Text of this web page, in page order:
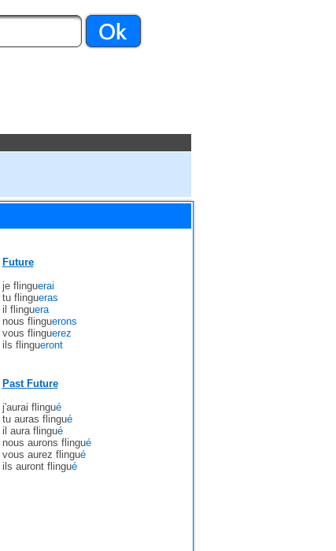
Future
je flinguerai
tu flingueras
il flinguera
nous flinguerons
vous flinguerez
ils flingueront
Past Future
j'aurai flingué
tu auras flingué
il aura flingué
nous aurons flingué
vous aurez flingué
ils auront flingué